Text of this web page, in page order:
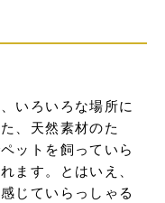
いろいろな場所に
、天然素材のた
ットを飼っていら
ます。とはいえ、
じていらっしゃる